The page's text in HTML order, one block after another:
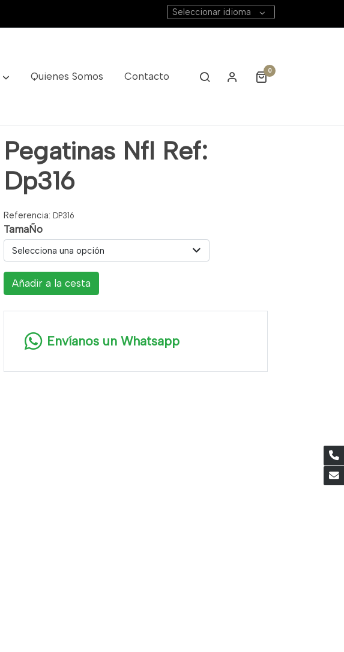
Seleccionar idioma
Quienes Somos Contacto 0
Pegatinas Nfl Ref:
Dp316
Referencia: DP316
TamaÑo
Selecciona una opción
Añadir a la cesta
Envíanos un Whatsapp